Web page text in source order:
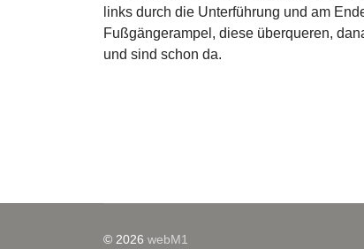
links durch die Unterführung und am
Fußgängerampel, diese überqueren,
und sind schon da.
© 2026 webM1